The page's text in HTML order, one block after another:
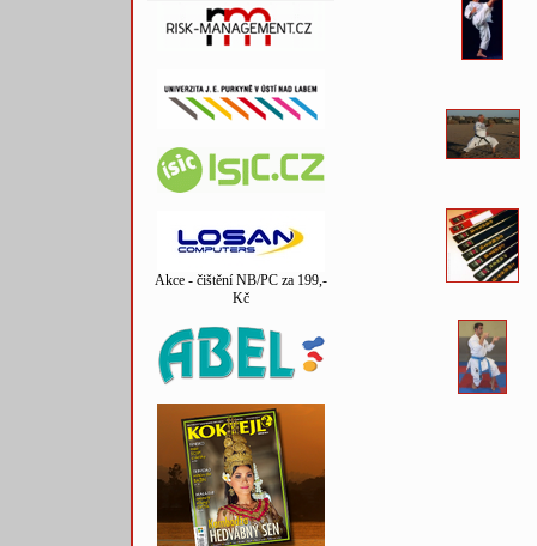
Akce - čištění NB/PC za 199,-
Kč